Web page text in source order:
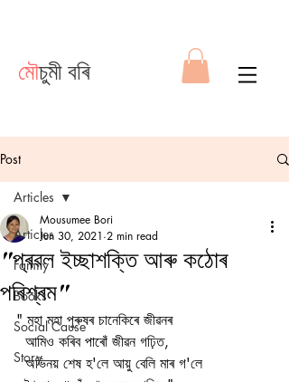
মৌচুমী বৰি
Post
Articles
Family
Books
Social Cause
Story
Articles
"প্ৰৱল ইচ্ছাশক্তি আৰু কঠোৰ
পৰিশ্ৰম"
Mousumee Bori
Jun 30, 2021 2 min read
" মহা মহা পুৰুষৰ চানেকিৰে জীৱনৰ
  আমিও কৰিব পাৰোঁ জীৱন গঢ়িত,
  অভিনয় শেষ হ'লে আয়ু বেলি মাৰ গ'লে